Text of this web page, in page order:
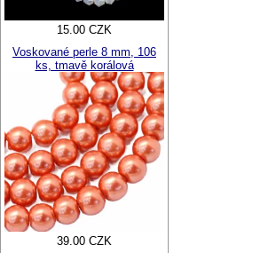
15.00 CZK
Voskované perle 8 mm, 106
ks, tmavě korálová
39.00 CZK